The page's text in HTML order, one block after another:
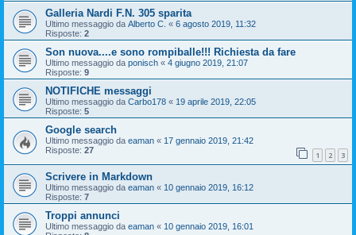
Galleria Nardi F.N. 305 sparita
Ultimo messaggio da Alberto C. « 6 agosto 2019, 11:32
Risposte: 2
Son nuova....e sono rompiballe!!! Richiesta da fare
Ultimo messaggio da ponisch « 4 giugno 2019, 21:07
Risposte: 9
NOTIFICHE messaggi
Ultimo messaggio da Carbo178 « 19 aprile 2019, 22:05
Risposte: 5
Google search
Ultimo messaggio da eaman « 17 gennaio 2019, 21:42
Risposte: 27 1 2 3
Scrivere in Markdown
Ultimo messaggio da eaman « 10 gennaio 2019, 16:12
Risposte: 7
Troppi annunci
Ultimo messaggio da eaman « 10 gennaio 2019, 16:01